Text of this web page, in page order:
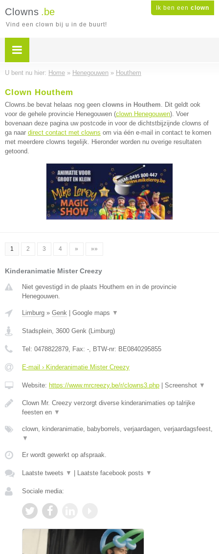
Ik ben een clown
Clowns .be
Vind een clown bij u in de buurt!
U bent nu hier: Home » Henegouwen » Houthem
Clown Houthem
Clowns.be bevat helaas nog geen clowns in Houthem. Dit geldt ook
voor de gehele provincie Henegouwen (clown Henegouwen). Voer
bovenaan deze pagina uw postcode in voor de dichtstbijzijnde clowns of
ga naar direct contact met clowns om via één e-mail in contact te komen
met meerdere clowns tegelijk. Hieronder worden nu overige resultaten
getoond.
1 2 3 4 » »»
Kinderanimatie Mister Creezy
Niet gevestigd in de plaats Houthem en in de provincie
Henegouwen.
Limburg » Genk Google maps ▼
Stadsplein, 3600 Genk (Limburg)
Tel: 0478822879, Fax: -, BTW-nr: BE0840295855
E-mail › Kinderanimatie Mister Creezy
Website: https://www.mrcreezy.be/r/clowns3.php Screenshot ▼
Clown Mr. Creezy verzorgt diverse kinderanimaties op talrijke
feesten en ▼
clown, kinderanimatie, babyborrels, verjaardagen, verjaardagsfeest,
▼
Er wordt gewerkt op afspraak.
Laatste tweets ▼ Laatste facebook posts ▼
Sociale media: